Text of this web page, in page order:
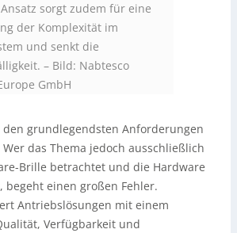
sorgt zudem für eine
der Komplexität im
und senkt die
– Bild: Nabtesco
GmbH
den grundlegendsten Anforderungen
das Thema jedoch ausschließlich
Brille betrachtet und die Hardware
begeht einen großen Fehler.
Antriebslösungen mit einem
Verfügbarkeit und